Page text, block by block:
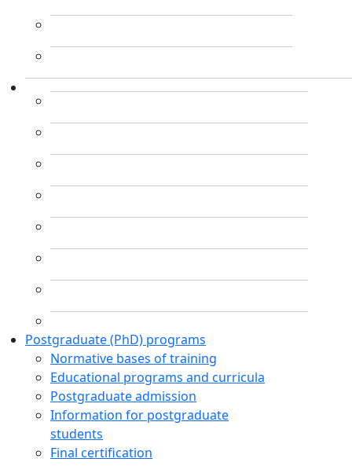
Postgraduate (PhD) programs
Normative bases of training
Educational programs and curricula
Postgraduate admission
Information for postgraduate
students
Final certification